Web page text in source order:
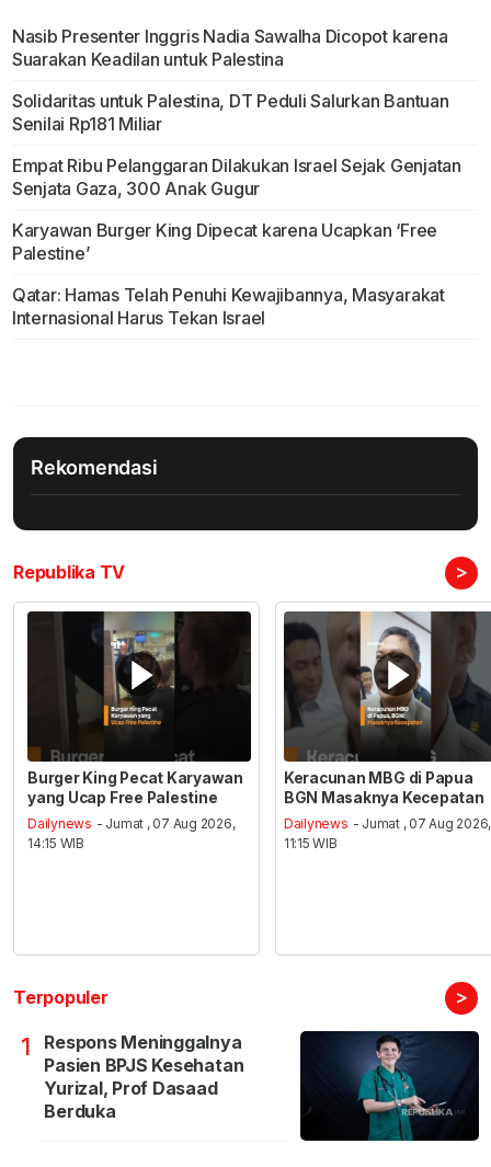
Nasib Presenter Inggris Nadia Sawalha Dicopot karena
Suarakan Keadilan untuk Palestina
Solidaritas untuk Palestina, DT Peduli Salurkan Bantuan
Senilai Rp181 Miliar
Empat Ribu Pelanggaran Dilakukan Israel Sejak Genjatan
Senjata Gaza, 300 Anak Gugur
Karyawan Burger King Dipecat karena Ucapkan ‘Free
Palestine’
Qatar: Hamas Telah Penuhi Kewajibannya, Masyarakat
Internasional Harus Tekan Israel
Rekomendasi
Republika TV >
Burger King Pecat Karyawan
yang Ucap Free Palestine
Dailynews - Jumat , 07 Aug 2026,
14:15 WIB
Keracunan MBG di Papua
BGN Masaknya Kecepatan
Dailynews - Jumat , 07 Aug 2026,
11:15 WIB
Terpopuler >
1
Respons Meninggalnya
Pasien BPJS Kesehatan
Yurizal, Prof Dasaad
Berduka